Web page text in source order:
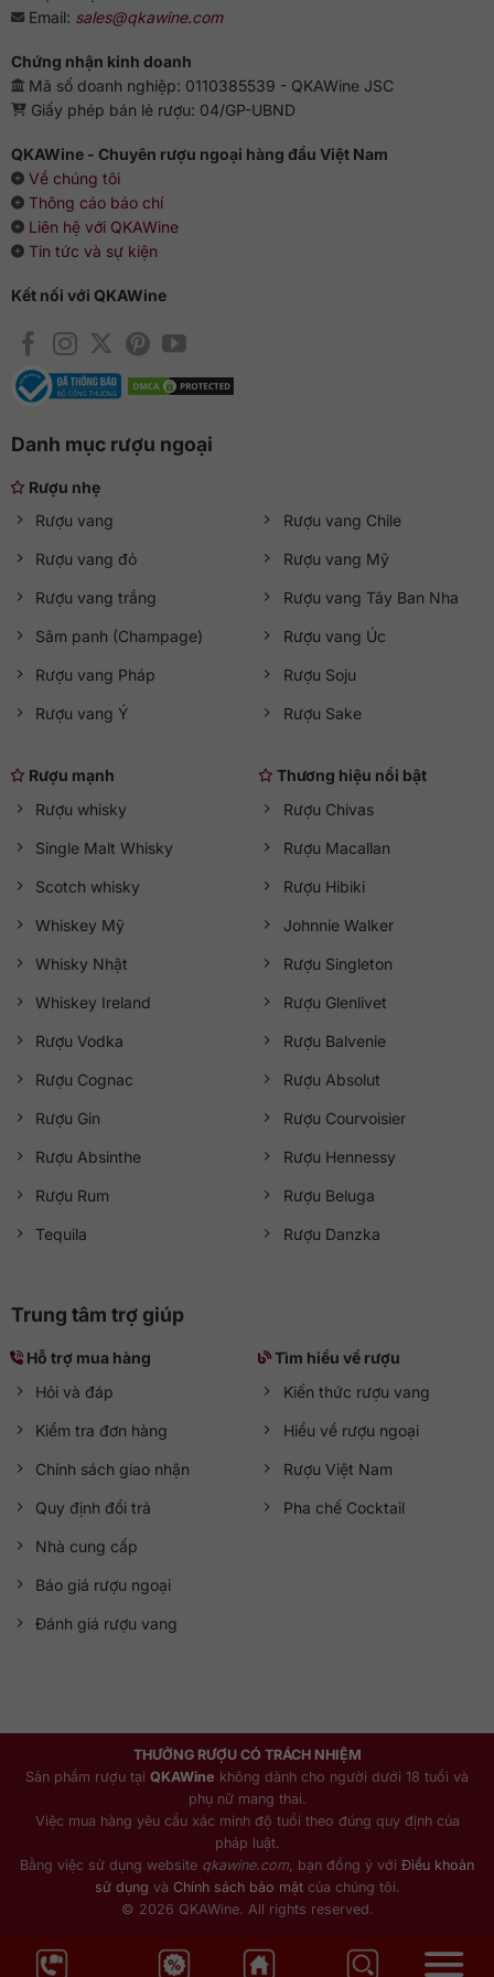
Email: sales@qkawine.com
Chứng nhận kinh doanh
Mã số doanh nghiệp: 0110385539 - QKAWine JSC
Giấy phép bán lẻ rượu: 04/GP-UBND
QKAWine - Chuyên rượu ngoại hàng đầu Việt Nam
Về chúng tôi
Thông cáo báo chí
Liên hệ với QKAWine
Tin tức và sự kiện
Kết nối với QKAWine
Danh mục rượu ngoại
Rượu nhẹ
Rượu vang
Rượu vang đỏ
Rượu vang trắng
Sâm panh (Champage)
Rượu vang Pháp
Rượu vang Ý
Rượu vang Chile
Rượu vang Mỹ
Rượu vang Tây Ban Nha
Rượu vang Úc
Rượu Soju
Rượu Sake
Rượu mạnh
Rượu whisky
Single Malt Whisky
Scotch whisky
Whiskey Mỹ
Whisky Nhật
Whiskey Ireland
Rượu Vodka
Rượu Cognac
Rượu Gin
Rượu Absinthe
Rượu Rum
Tequila
Thương hiệu nổi bật
Rượu Chivas
Rượu Macallan
Rượu Hibiki
Johnnie Walker
Rượu Singleton
Rượu Glenlivet
Rượu Balvenie
Rượu Absolut
Rượu Courvoisier
Rượu Hennessy
Rượu Beluga
Rượu Danzka
Trung tâm trợ giúp
Hỗ trợ mua hàng
Hỏi và đáp
Kiểm tra đơn hàng
Chính sách giao nhận
Quy định đổi trả
Nhà cung cấp
Báo giá rượu ngoại
Đánh giá rượu vang
Tìm hiểu về rượu
Kiến thức rượu vang
Hiểu về rượu ngoại
Rượu Việt Nam
Pha chế Cocktail
THƯỞNG RƯỢU CÓ TRÁCH NHIỆM
Sản phẩm rượu tại QKAWine không dành cho người dưới 18 tuổi và
phụ nữ mang thai.
Việc mua hàng yêu cầu xác minh độ tuổi theo đúng quy định của
pháp luật.
Bằng việc sử dụng website qkawine.com , bạn đồng ý với Điều khoản
sử dụng và Chính sách bảo mậtcủa chúng tôi.
© 2026 QKAWine. All rights reserved.